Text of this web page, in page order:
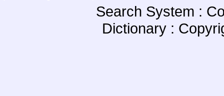
Search System :
Dictionary :